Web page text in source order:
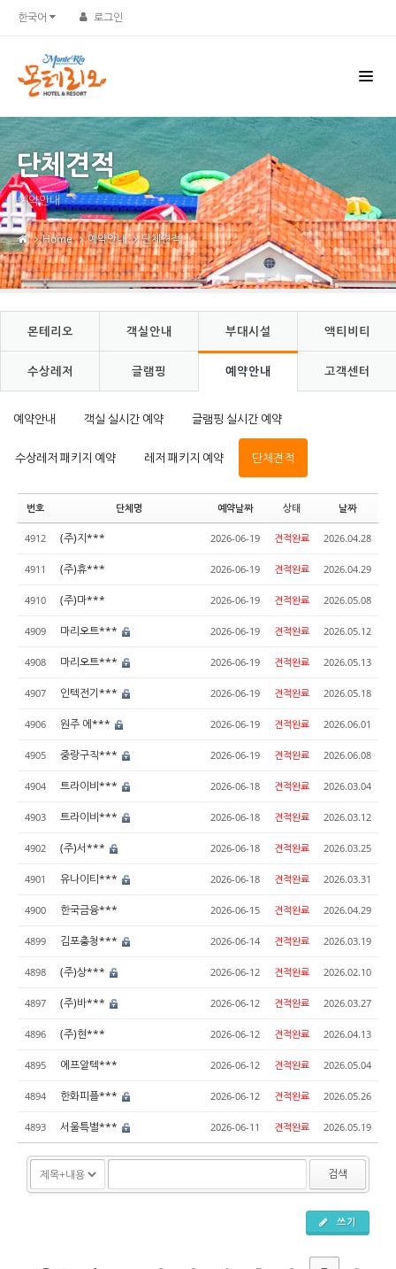
한국어 로그인
단체견적
예약안내
Home 예약안내 단체견적
몬테리오 객실안내 부대시설 액티비티
수상레저 글램핑 예약안내 고객센터
예약안내 객실 실시간 예약 글램핑 실시간 예약
수상레저 패키지 예약 레저 패키지 예약 단체견적
번호 단체명 예약날짜 상태 날짜
4912 (주)지*** 2026-06-19 견적완료 2026.04.28
4911 (주)휴*** 2026-06-19 견적완료 2026.04.29
4910 (주)마*** 2026-06-19 견적완료 2026.05.08
4909 마리오트*** 2026-06-19 견적완료 2026.05.12
4908 마리오트*** 2026-06-19 견적완료 2026.05.13
4907 인텍전기*** 2026-06-19 견적완료 2026.05.18
4906 원주 에*** 2026-06-19 견적완료 2026.06.01
4905 중랑구직*** 2026-06-19 견적완료 2026.06.08
4904 트라이비*** 2026-06-18 견적완료 2026.03.04
4903 트라이비*** 2026-06-18 견적완료 2026.03.12
4902 (주)서*** 2026-06-18 견적완료 2026.03.25
4901 유나이티*** 2026-06-18 견적완료 2026.03.31
4900 한국금융*** 2026-06-15 견적완료 2026.04.29
4899 김포충청*** 2026-06-14 견적완료 2026.03.19
4898 (주)상*** 2026-06-12 견적완료 2026.02.10
4897 (주)바*** 2026-06-12 견적완료 2026.03.27
4896 (주)현*** 2026-06-12 견적완료 2026.04.13
4895 에프알텍*** 2026-06-12 견적완료 2026.05.04
4894 한화피플*** 2026-06-12 견적완료 2026.05.26
4893 서울특별*** 2026-06-11 견적완료 2026.05.19
검색
쓰기
Sketchbook5, 스케치북5